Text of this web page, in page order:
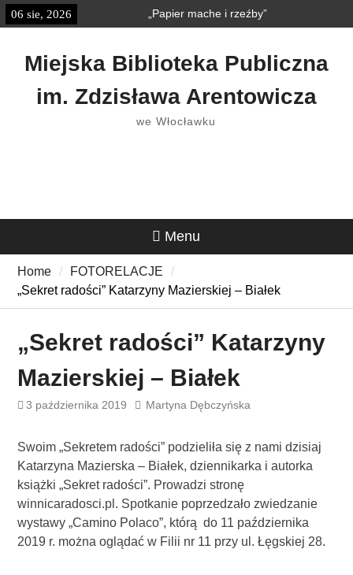
treści
Skip
to
06 sie, 2026
„Papier mache i rzeźby”
„Książkobudzik” w Strefie
Miejska Biblioteka Publiczna
im. Zdzisława Arentowicza
we Włocławku
Menu
Home
FOTORELACJE
„Sekret radości” Katarzyny Mazierskiej – Białek
„Sekret radości” Katarzyny
Mazierskiej – Białek
3 października 2019 Martyna Dębczyńska
Swoim „Sekretem radości” podzieliła się z nami dzisiaj
Katarzyna Mazierska – Białek, dziennikarka i autorka
książki „Sekret radości”. Prowadzi stronę
winnicaradosci.pl. Spotkanie poprzedzało zwiedzanie
wystawy „Camino Polaco”, którą do 11 października
2019 r. można oglądać w Filii nr 11 przy ul. Łęgskiej 28.